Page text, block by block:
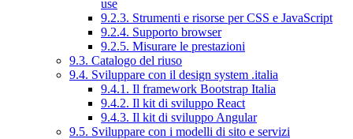
use
9.2.3. Strumenti e risorse per CSS e JavaScript
9.2.4. Supporto browser
9.2.5. Misurare le prestazioni
9.3. Catalogo del riuso
9.4. Sviluppare con il design system .italia
9.4.1. Il framework Bootstrap Italia
9.4.2. Il kit di sviluppo React
9.4.3. Il kit di sviluppo Angular
9.5. Sviluppare con i modelli di sito e servizi